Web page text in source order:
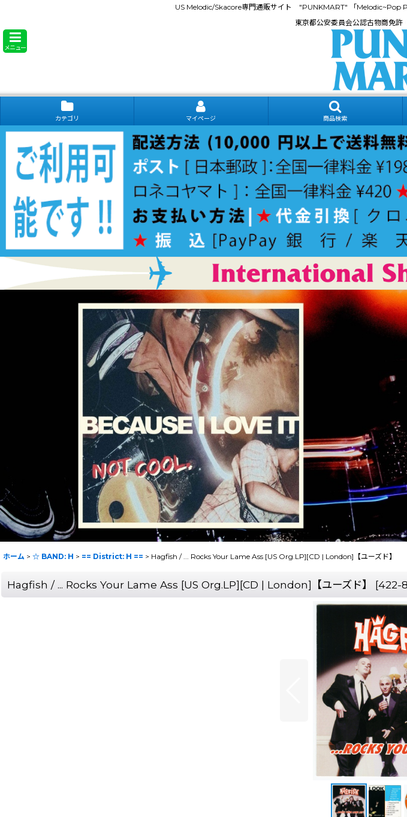
US Melodic/Skacore専門通販サイト "PUNKMART" 「Melodic~Pop
東京都公安委員会公認古物商免
メニュー
カテゴリ マイページ 商品検索
ホーム > ☆ BAND: H > == District: H == > Hagfish / ... Rocks Your Lame Ass [US Org.LP][CD | London]【ユーズド】
Hagfish / ... Rocks Your Lame Ass [US Org.LP][CD | London]【ユーズド】 [422-